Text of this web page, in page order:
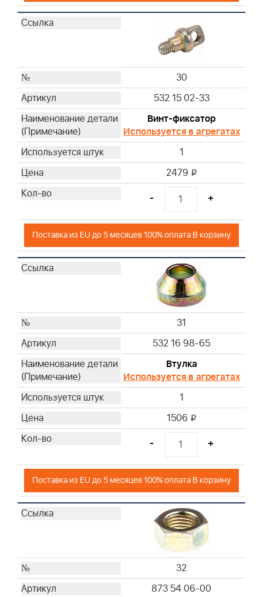
30
532 15 02-33
Винт-фиксатор
Используется в агрегатах
1
2479 i
- +
Поставка из EU до 5 месяцев 100% оплата В корзину
31
532 16 98-65
Втулка
Используется в агрегатах
1
1506 i
- +
Поставка из EU до 5 месяцев 100% оплата В корзину
32
873 54 06-00